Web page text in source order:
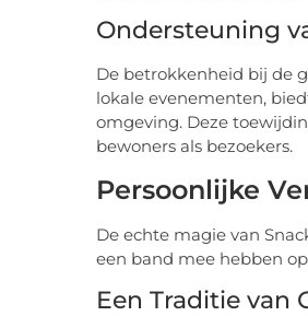
Ondersteuning
De betrokkenheid bij de
lokale evenementen,
omgeving. Deze
bewoners als bezoekers.
Persoonlijke
De echte magie van
een band mee hebben
Een Traditie van